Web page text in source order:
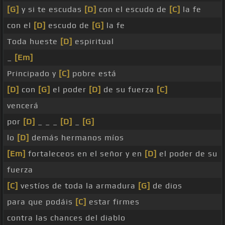
[G] y si te escudas [D] con el escudo de [C] la fe
con el [D] escudo de [G] la fe
Toda hueste [D] espiritual
[Em]
Principado y [C] pobre está
[D] con [G] el poder [D] de su fuerza [C]
vencerá
por [D] [D]
[G]
lo [D] demás hermanos míos
[Em] fortaleceos en el señor y en [D] el poder de su
fuerza
[C] vestíos de toda la armadura [G] de dios
para que podáis [C] estar firmes
contra las chances del diablo